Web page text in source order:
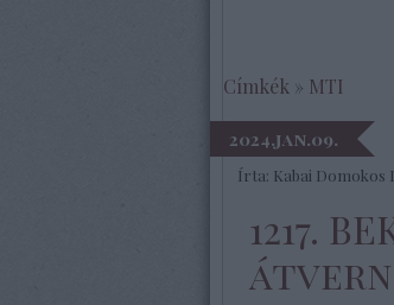
Címkék » MTI
2024.jan.09.
Írta: Kabai Domokos
1217.